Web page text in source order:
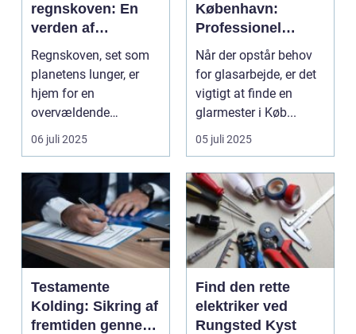
regnskoven: En
verden af
biodiversitet og
udfordringer
Regnskoven, set som
planetens lunger, er
hjem for en
overvældende
mangfoldighed af liv.
Med de...
06 juli 2025
København:
Professionel
service og
ekspertise
Når der opstår behov
for glasarbejde, er det
vigtigt at finde en
glarmester i Køb...
05 juli 2025
Testamente
Kolding: Sikring af
fremtiden gennem
Find den rette
elektriker ved
Rungsted Kyst